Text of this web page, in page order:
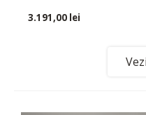
3.191,00 lei